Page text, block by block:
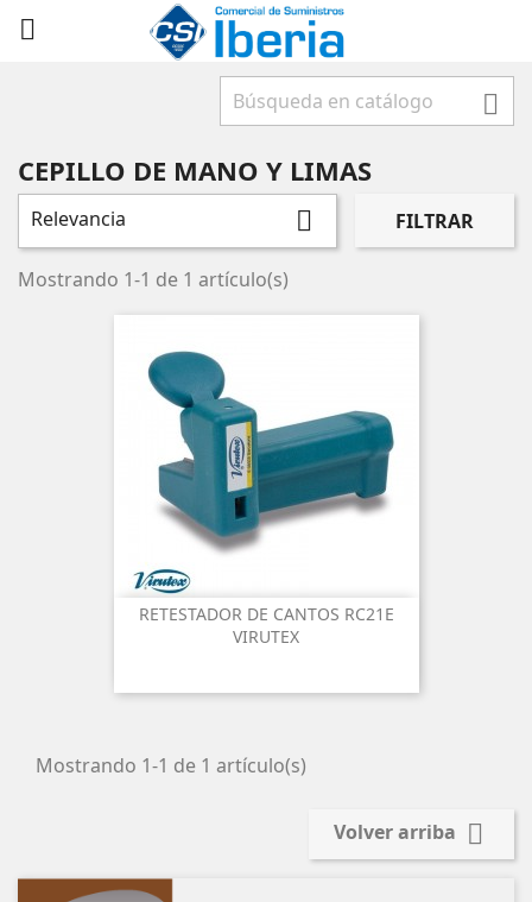


CEPILLO DE MANO Y LIMAS
Relevancia  FILTRAR
Mostrando 1-1 de 1 artículo(s)
RETESTADOR DE CANTOS RC21E
VIRUTEX
Mostrando 1-1 de 1 artículo(s)
Volver arriba 